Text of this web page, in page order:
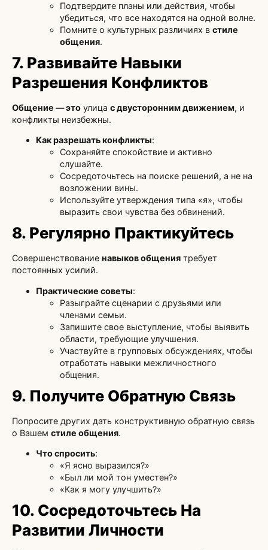
Подтвердите планы или действия, чтобы
убедиться, что все находятся на одной волне.
Помните о культурных различиях в стиле
общения.
7. Развивайте Навыки
Разрешения Конфликтов
Общение — это улица с двусторонним движением, и
конфликты неизбежны.
Как разрешать конфликты:
Сохраняйте спокойствие и активно
слушайте.
Сосредоточьтесь на поиске решений, а не на
возложении вины.
Используйте утверждения типа «я», чтобы
выразить свои чувства без обвинений.
8. Регулярно Практикуйтесь
Совершенствование навыков общения требует
постоянных усилий.
Практические советы:
Разыграйте сценарии с друзьями или
членами семьи.
Запишите свое выступление, чтобы выявить
области, требующие улучшения.
Участвуйте в групповых обсуждениях, чтобы
отработать навыки межличностного
общения.
9. Получите Обратную Связь
Попросите других дать конструктивную обратную связь
о Вашем стиле общения.
Что спросить:
«Я ясно выразился?»
«Был ли мой тон уместен?»
«Как я могу улучшить?»
10. Сосредоточьтесь На
Развитии Личности